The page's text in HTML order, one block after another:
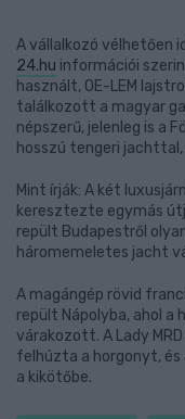
A vállalkozó vélhetően
24.hu információi
használt, OE-LEM
találkozott a magyar
népszerű, jelenleg is a
hosszú tengeri jachttal,
Mint írják: A két
keresztezte egymás
repült Budapestről
háromemeletes jacht
A magángép rövid
repült Nápolyba, ahol a
várakozott. A Lady
felhúzta a horgonyt,
a kikötőbe.